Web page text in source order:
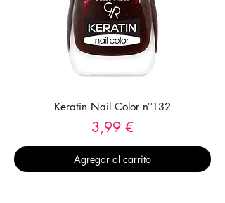
Keratin Nail Color nº132
Precio
3,99 €
Agregar al carrito